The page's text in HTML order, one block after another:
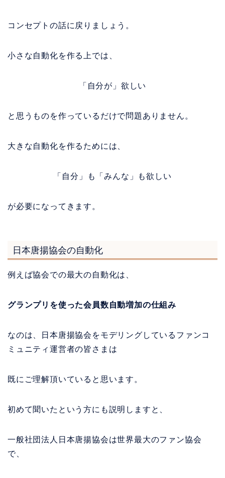
コンセプトの話に戻りましょう。
小さな自動化を作る上では、
「自分が」欲しい
と思うものを作っているだけで問題ありません。
大きな自動化を作るためには、
「自分」も「みんな」も欲しい
が必要になってきます。
日本唐揚協会の自動化
例えば協会での最大の自動化は、
グランプリを使った会員数自動増加の仕組み
なのは、日本唐揚協会をモデリングしているファンコ
ミュニティ運営者の皆さまは
既にご理解頂いていると思います。
初めて聞いたという方にも説明しますと、
一般社団法人日本唐揚協会は世界最大のファン協会
で、